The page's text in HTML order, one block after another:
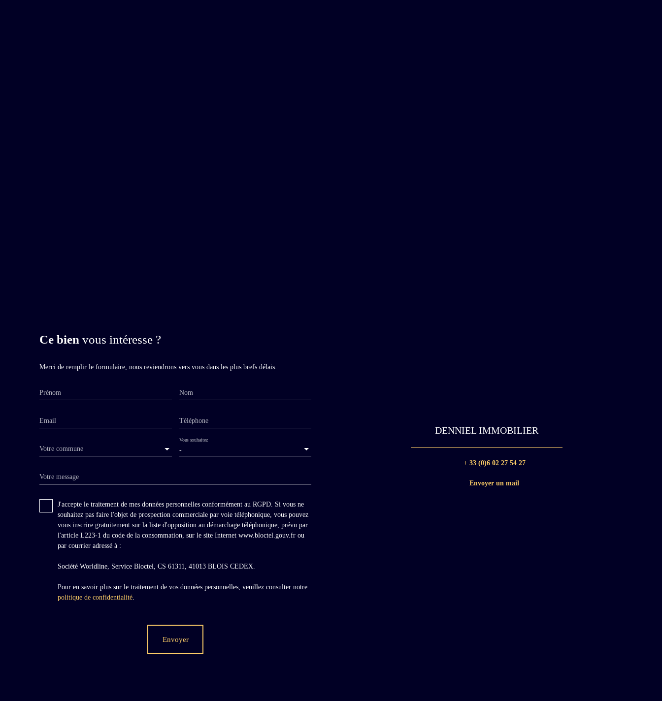
Ce bien vous intéresse ?
Merci de remplir le formulaire, nous reviendrons vers vous dans les plus brefs délais.
Prénom Nom
Email Téléphone
Votre commune -
Vous souhaitez
Votre message
J'accepte le traitement de mes données personnelles conformément au RGPD. Si vous ne
souhaitez pas faire l'objet de prospection commerciale par voie téléphonique, vous pouvez
vous inscrire gratuitement sur la liste d'opposition au démarchage téléphonique, prévu par
l'article L223-1 du code de la consommation, sur le site Internet www.bloctel.gouv.fr ou
par courrier adressé à :
Société Worldline, Service Bloctel, CS 61311, 41013 BLOIS CEDEX.
Pour en savoir plus sur le traitement de vos données personnelles, veuillez consulter notre
politique de confidentialité
Envoyer
DENNIEL IMMOBILIER
+ 33 (0)6 02 27 54 27
Envoyer un mail